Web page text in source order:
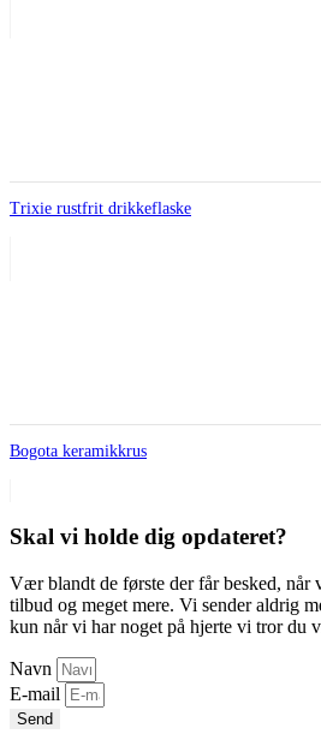
Trixie rustfrit drikkeflaske
Bogota keramikkrus
Skal vi holde dig opdateret?
Vær blandt de første der får besked, når
tilbud og meget mere. Vi sender aldrig
kun når vi har noget på hjerte vi tror du
Navn
E-mail
Send